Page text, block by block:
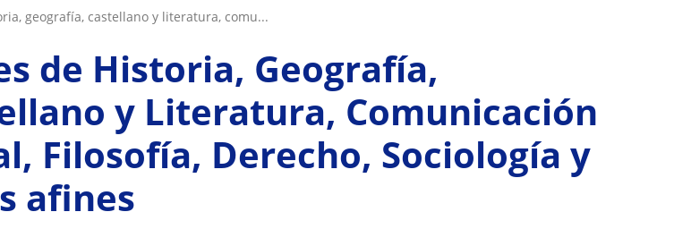
geografía, castellano y literatura, comu...
de Historia, Geografía,
y Literatura, Comunicación
Filosofía, Derecho, Sociología y
afines